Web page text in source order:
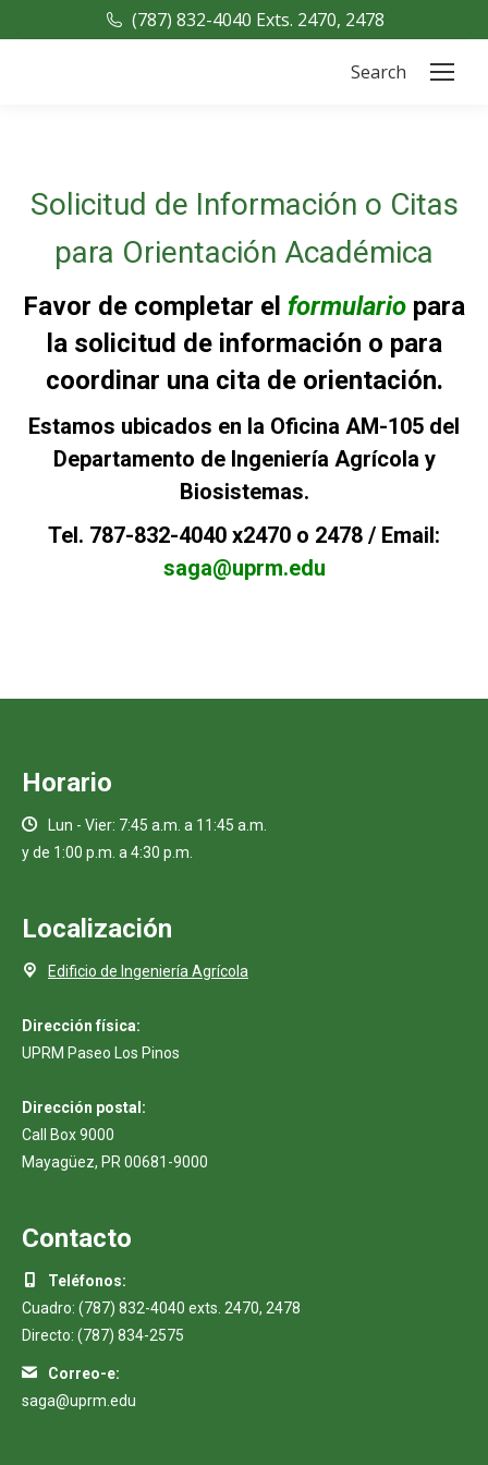
(787) 832-4040 Exts. 2470, 2478
Search:
Search
Solicitud de Información o Citas
para Orientación Académica
Favor de completar el formulario para
la solicitud de información o para
coordinar una cita de orientación.
Estamos ubicados en la Oficina AM-105 del
Departamento de Ingeniería Agrícola y
Biosistemas.
Tel. 787-832-4040 x2470 o 2478 / Email:
saga@uprm.edu
Horario
Lun - Vier: 7:45 a.m. a 11:45 a.m.
y de 1:00 p.m. a 4:30 p.m.
Localización
Edificio de Ingeniería Agrícola
Dirección física:
UPRM Paseo Los Pinos
Dirección postal:
Call Box 9000
Mayagüez, PR 00681-9000
Contacto
Teléfonos:
Cuadro: (787) 832-4040 exts. 2470, 2478
Directo: (787) 834-2575
Correo-e:
saga@uprm.edu